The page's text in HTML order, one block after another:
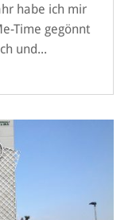
habe ich mir
Time gegönnt
und...